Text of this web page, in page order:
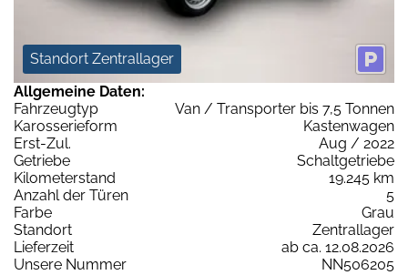
Standort Zentrallager
Allgemeine Daten:
Fahrzeugtyp
Van / Transporter bis 7,5 Tonnen
Karosserieform
Kastenwagen
Erst-Zul.
Aug / 2022
Getriebe
Schaltgetriebe
Kilometerstand
19.245 km
Anzahl der Türen
5
Farbe
Grau
Standort
Zentrallager
Lieferzeit
ab ca. 12.08.2026
Unsere Nummer
NN506205